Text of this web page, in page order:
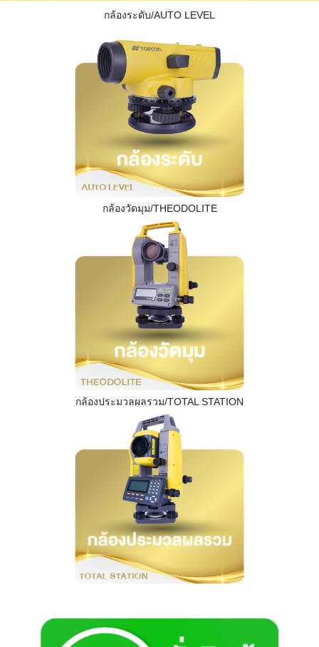
กล้องระดับ/AUTO LEVEL
กล้องวัดมุม/THEODOLITE
กล้องประมวลผลรวม/TOTAL STATION